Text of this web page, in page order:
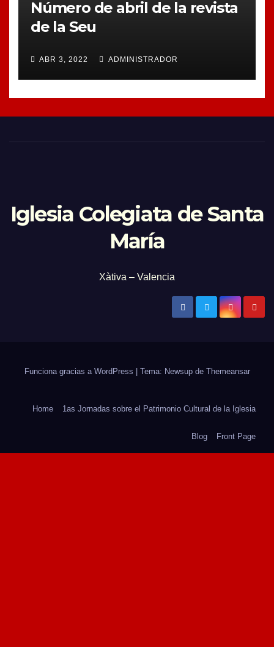
Número de abril de la revista
de la Seu
ABR 3, 2022 ADMINISTRADOR
Iglesia Colegiata de Santa
María
Xàtiva – Valencia
Funciona gracias a WordPress Tema: Newsup de Themeansar
Home 1as Jornadas sobre el Patrimonio Cultural de la Iglesia
Blog Front Page